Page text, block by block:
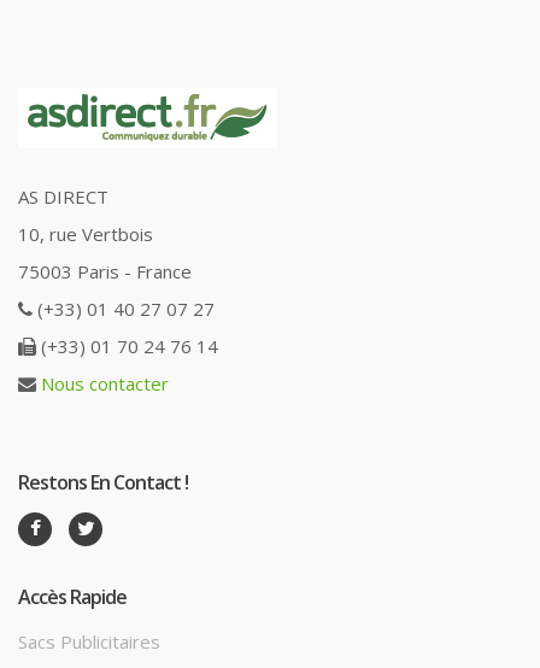
AS DIRECT
10, rue Vertbois
75003 Paris - France
(+33) 01 40 27 07 27
(+33) 01 70 24 76 14
Nous contacter
Restons En Contact !
Accès Rapide
Sacs Publicitaires